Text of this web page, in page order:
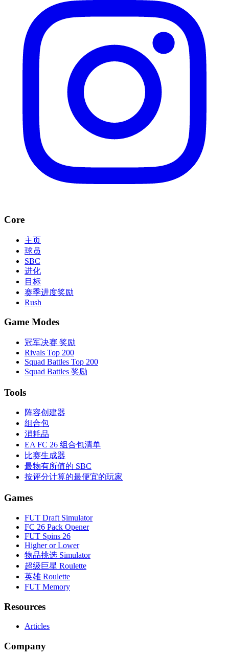
Core
主页
球员
SBC
进化
目标
赛季进度奖励
Rush
Game Modes
冠军决赛 奖励
Rivals Top 200
Squad Battles Top 200
Squad Battles 奖励
Tools
阵容创建器
组合包
消耗品
EA FC 26 组合包清单
比赛生成器
最物有所值的 SBC
按评分计算的最便宜的玩家
Games
FUT Draft Simulator
FC 26 Pack Opener
FUT Spins 26
Higher or Lower
物品挑选 Simulator
超级巨星 Roulette
英雄 Roulette
FUT Memory
Resources
Articles
Company